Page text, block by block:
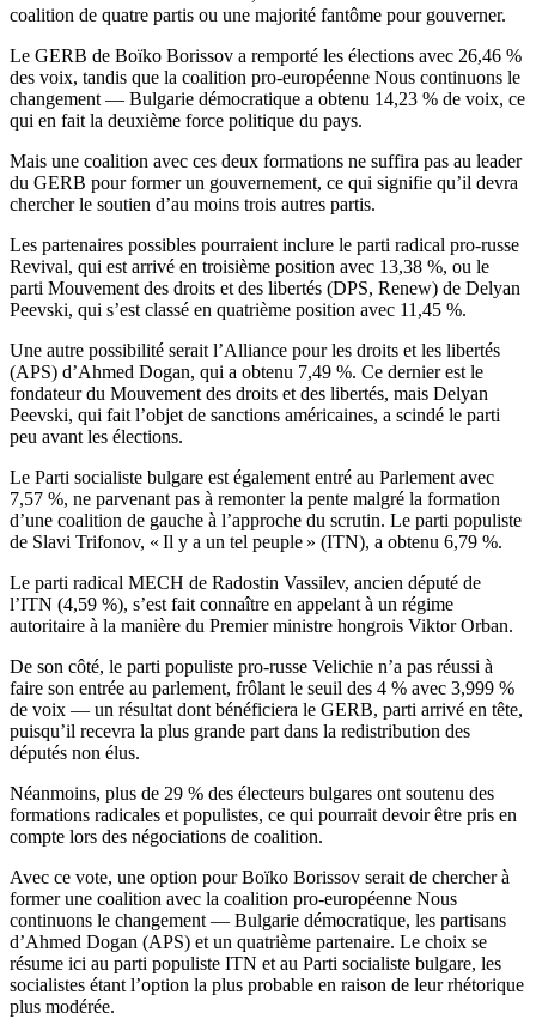
coalition de quatre partis ou une majorité fantôme pour gouverner.
Le GERB de Boïko Borissov a remporté les élections avec 26,46 %
des voix, tandis que la coalition pro-européenne Nous continuons le
changement — Bulgarie démocratique a obtenu 14,23 % de voix, ce
qui en fait la deuxième force politique du pays.
Mais une coalition avec ces deux formations ne suffira pas au leader
du GERB pour former un gouvernement, ce qui signifie qu’il devra
chercher le soutien d’au moins trois autres partis.
Les partenaires possibles pourraient inclure le parti radical pro-russe
Revival, qui est arrivé en troisième position avec 13,38 %, ou le
parti Mouvement des droits et des libertés (DPS, Renew) de Delyan
Peevski, qui s’est classé en quatrième position avec 11,45 %.
Une autre possibilité serait l’Alliance pour les droits et les libertés
(APS) d’Ahmed Dogan, qui a obtenu 7,49 %. Ce dernier est le
fondateur du Mouvement des droits et des libertés, mais Delyan
Peevski, qui fait l’objet de sanctions américaines, a scindé le parti
peu avant les élections.
Le Parti socialiste bulgare est également entré au Parlement avec
7,57 %, ne parvenant pas à remonter la pente malgré la formation
d’une coalition de gauche à l’approche du scrutin. Le parti populiste
de Slavi Trifonov, « Il y a un tel peuple » (ITN), a obtenu 6,79 %.
Le parti radical MECH de Radostin Vassilev, ancien député de
l’ITN (4,59 %), s’est fait connaître en appelant à un régime
autoritaire à la manière du Premier ministre hongrois Viktor Orban.
De son côté, le parti populiste pro-russe Velichie n’a pas réussi à
faire son entrée au parlement, frôlant le seuil des 4 % avec 3,999 %
de voix — un résultat dont bénéficiera le GERB, parti arrivé en tête,
puisqu’il recevra la plus grande part dans la redistribution des
députés non élus.
Néanmoins, plus de 29 % des électeurs bulgares ont soutenu des
formations radicales et populistes, ce qui pourrait devoir être pris en
compte lors des négociations de coalition.
Avec ce vote, une option pour Boïko Borissov serait de chercher à
former une coalition avec la coalition pro-européenne Nous
continuons le changement — Bulgarie démocratique, les partisans
d’Ahmed Dogan (APS) et un quatrième partenaire. Le choix se
résume ici au parti populiste ITN et au Parti socialiste bulgare, les
socialistes étant l’option la plus probable en raison de leur rhétorique
plus modérée.